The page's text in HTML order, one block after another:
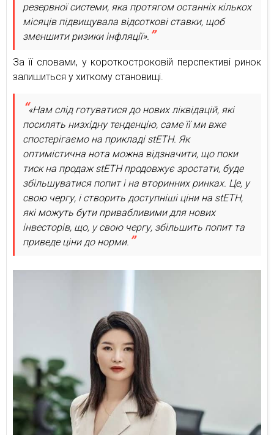
резервної системи, яка протягом останніх кількох
місяців підвищувала відсоткові ставки, щоб
зменшити ризики інфляції».
За її словами, у короткостроковій перспективі ринок
залишиться у хиткому становищі.
«Нам слід готуватися до нових ліквідацій, які
посилять низхідну тенденцію, саме її ми вже
спостерігаємо на прикладі stETH. Як
оптимістична нота можна відзначити, що поки
тиск на продаж stETH продовжує зростати, буде
збільшуватися попит і на вторинних ринках. Це, у
свою чергу, і створить доступніші ціни на stETH,
які можуть бути привабливими для нових
інвесторів, що, у свою чергу, збільшить попит та
приведе ціни до норми.